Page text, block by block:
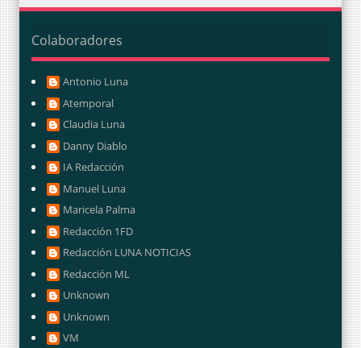
Colaboradores
Antonio Luna
Atemporal
Claudia Luna
Danny Diablo
IA Redacción
Manuel Luna
Maricela Palma
Redacción 1FD
Redacción LUNA NOTICIAS
Redacción ML
Unknown
Unknown
VM